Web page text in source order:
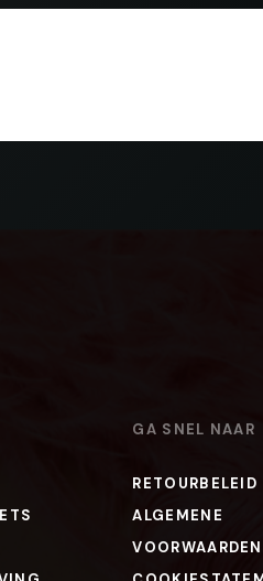
GA SNEL NAAR
RETOURBELEID
ALGEMENE
VOORWAARDEN